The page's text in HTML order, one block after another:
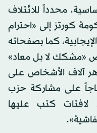
محدداً للائتلاف
كورتز إلى «احترام
كما بصفحاته
«مشكك لا بل معاد»
آلاف الأشخاص على
على مشاركة حزب
لافتات كتب عليها